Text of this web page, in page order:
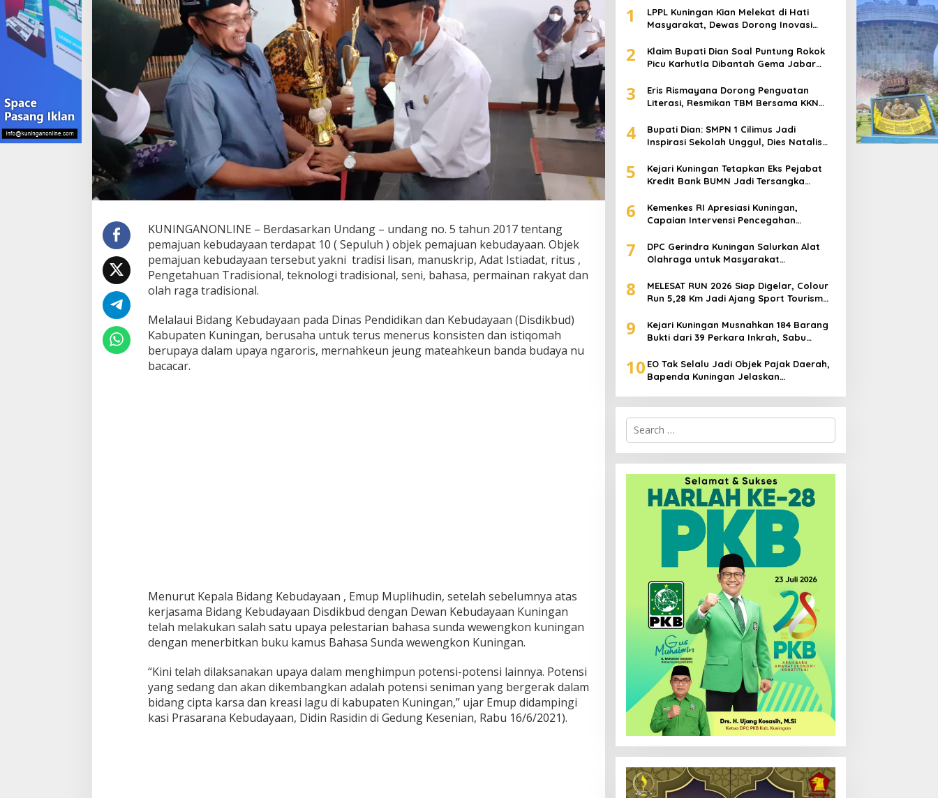
KUNINGANONLINE – Berdasarkan Undang – undang no. 5 tahun 2017 tentang
pemajuan kebudayaan terdapat 10 ( Sepuluh ) objek pemajuan kebudayaan. Objek
pemajuan kebudayaan tersebut yakni tradisi lisan, manuskrip, Adat Istiadat, ritus ,
Pengetahuan Tradisional, teknologi tradisional, seni, bahasa, permainan rakyat dan
olah raga tradisional.
Melalaui Bidang Kebudayaan pada Dinas Pendidikan dan Kebudayaan (Disdikbud)
Kabupaten Kuningan, berusaha untuk terus menerus konsisten dan istiqomah
berupaya dalam upaya ngaroris, mernahkeun jeung mateahkeun banda budaya nu
bacacar.
Menurut Kepala Bidang Kebudayaan , Emup Muplihudin, setelah sebelumnya atas
kerjasama Bidang Kebudayaan Disdikbud dengan Dewan Kebudayaan Kuningan
telah melakukan salah satu upaya pelestarian bahasa sunda wewengkon kuningan
dengan menerbitkan buku kamus Bahasa Sunda wewengkon Kuningan.
“Kini telah dilaksanakan upaya dalam menghimpun potensi-potensi lainnya. Potensi
yang sedang dan akan dikembangkan adalah potensi seniman yang bergerak dalam
bidang cipta karsa dan kreasi lagu di kabupaten Kuningan,” ujar Emup didampingi
kasi Prasarana Kebudayaan, Didin Rasidin di Gedung Kesenian, Rabu 16/6/2021).
1
LPPL Kuningan Kian Melekat di Hati
Masyarakat, Dewas Dorong Inovasi
2
Klaim Bupati Dian Soal Puntung Rokok
Picu Karhutla Dibantah Gema Jabar
3
Eris Rismayana Dorong Penguatan
Literasi, Resmikan TBM Bersama KKN
4
Bupati Dian: SMPN 1 Cilimus Jadi
Inspirasi Sekolah Unggul, Dies Natalis
5
Kejari Kuningan Tetapkan Eks Pejabat
Kredit Bank BUMN Jadi Tersangka
6
Kemenkes RI Apresiasi Kuningan,
Capaian Intervensi Pencegahan
7
DPC Gerindra Kuningan Salurkan Alat
Olahraga untuk Masyarakat
Generasi Muda
8
MELESAT RUN 2026 Siap Digelar, Colour
Run 5,28 Km Jadi Ajang Sport Tourism
9
Kejari Kuningan Musnahkan 184 Barang
Bukti dari 39 Perkara Inkrah, Sabu
10 EO Tak Selalu Jadi Objek Pajak Daerah,
Bapenda Kuningan Jelaskan
Search
for: